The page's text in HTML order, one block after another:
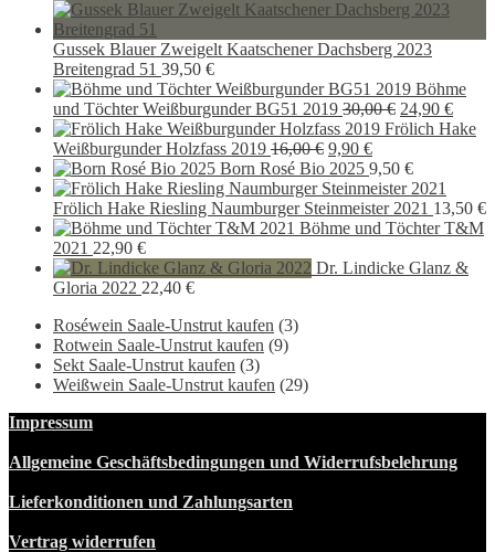
Gussek Blauer Zweigelt Kaatschener Dachsberg 2023
Breitengrad 51 39,50 €
Böhme
und Töchter Weißburgunder BG51 2019 30,00€
Preis
30,00 €
24,90 €
Preis
Frölich Hake
Weißburgunder Holzfass 2019 16,00€ Ursprünglicher
Preis
war:
16,00 €
9,90 €Aktueller
Preis
ist:
9,90 €.
Born Rosé Bio 2025 9,50 €
Frölich Hake Riesling Naumburger Steinmeister 2021 13,50 €
Böhme und Töchter T&M
2021 22,90 €
Dr. Lindicke Glanz &
Gloria 2022 22,40 €
Roséwein Saale-Unstrut kaufen (3)
Rotwein Saale-Unstrut kaufen (9)
Sekt Saale-Unstrut kaufen (3)
Weißwein Saale-Unstrut kaufen (29)
Impressum
Allgemeine Geschäftsbedingungen und Widerrufsbelehrung
Lieferkonditionen und Zahlungsarten
Vertrag widerrufen